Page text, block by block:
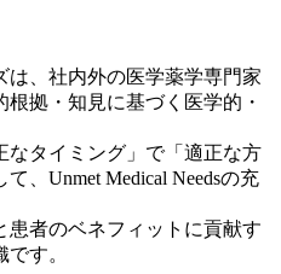
は、社内外の医学薬学専門家
拠・知見に基づく医学的・
なタイミング」で「適正な方
、Unmet Medical Needsの充
患者のベネフィットに貢献す
す。​